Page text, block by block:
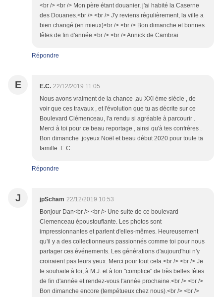
<br /> <br /> Mon père étant douanier, j'ai habité la Caserne
des Douanes.<br /> <br /> J'y reviens régulièrement, la ville a
bien changé (en mieux)<br /> <br /> Bon dimanche et bonnes
fêtes de fin d'année.<br /> <br /> Annick de Cambrai
Répondre
E E.C. 22/12/2019 11:05
Nous avons vraiment de la chance ,au XXI ème siècle , de
voir que ces travaux , et l'évolution que tu as décrite sur ce
Boulevard Clémenceau, l'a rendu si agréable à parcourir .
Merci à toi pour ce beau reportage , ainsi qu'à tes confrères .
Bon dimanche ,joyeux Noël et beau début 2020 pour toute ta
famille .E.C.
Répondre
J jpScham 22/12/2019 10:53
Bonjour Dan<br /> <br /> Une suite de ce boulevard
Clemenceau époustouflante. Les photos sont
impressionnantes et parlent d'elles-mêmes. Heureusement
qu'il y a des collectionneurs passionnés comme toi pour nous
partager ces événements. Les générations d'aujourd'hui n'y
croiraient pas leurs yeux. Merci pour tout cela.<br /> <br /> Je
te souhaite à toi, à M.J. et à ton "complice" de très belles fêtes
de fin d'année et rendez-vous l'année prochaine.<br /> <br />
Bon dimanche encore (tempétueux chez nous).<br /> <br />